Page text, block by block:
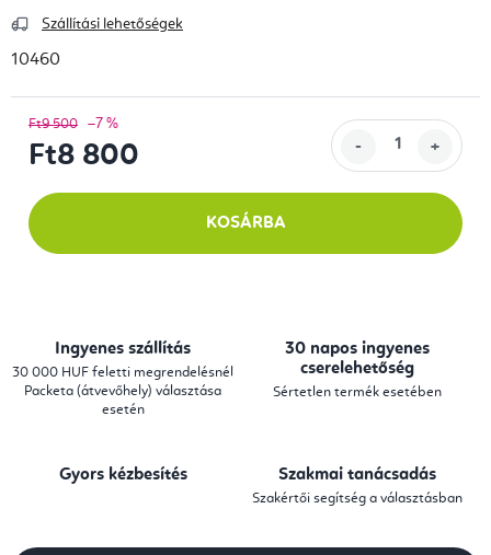
Szállítási lehetőségek
10460
Ft9 500 –7 %
Ft8 800
KOSÁRBA
Ingyenes szállítás
30 000 HUF feletti megrendelésnél
Packeta (átvevőhely) választása
esetén
30 napos ingyenes
cserelehetőség
Sértetlen termék esetében
Gyors kézbesítés Szakmai tanácsadás
Szakértői segítség a választásban